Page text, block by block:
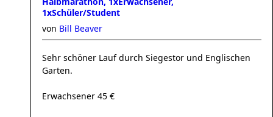
1xSchüler/Student
von Bill Beaver
Sehr schöner Lauf durch Siegestor und Englischen
Garten.
Erwachsener 45 €